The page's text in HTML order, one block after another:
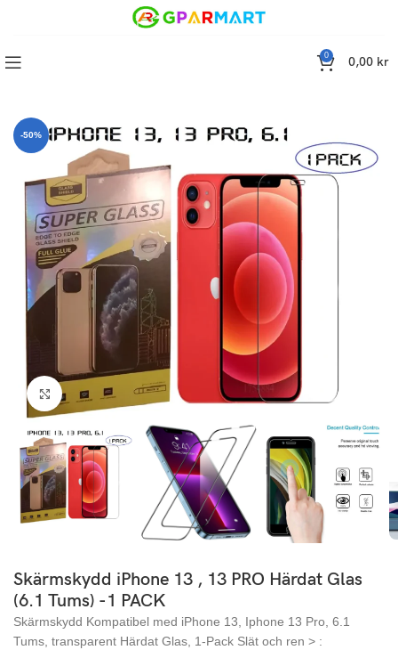
0 0,00 kr
-50%
Click to enlarge
Skärmskydd iPhone 13 , 13 PRO Härdat Glas
(6.1 Tums) -1 PACK
Skärmskydd Kompatibel med iPhone 13, Iphone 13 Pro, 6.1
Tums, transparent Härdat Glas, 1-Pack Slät och ren > :